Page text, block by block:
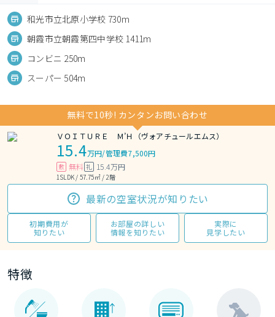
和光市立北原小学校 730m
朝霞市立朝霞第四中学校 1411m
コンビニ 250m
スーパー 504m
無料で10秒! カンタンお問い合わせ
ＶＯＩＴＵＲＥ Ｍ’Ｈ（ヴォアチュールエムス）
15.4万円/管理費7,500円
敷 無料 礼 15.4万円
1SLDK / 57.75㎡ / 2階
最新の空室状況が知りたい
初期費用が
知りたい
お部屋の詳しい
情報を知りたい
実際に
見学したい
特徴